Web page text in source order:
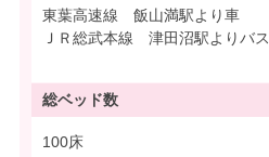
東葉高速線 飯山満駅より車
ＪＲ総武本線 津田沼駅よりバス
総ベッド数
100床